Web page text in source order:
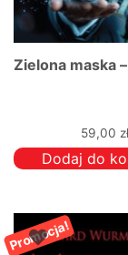
Zielona maska –
59,00 zł
Dodaj do
Promocja!